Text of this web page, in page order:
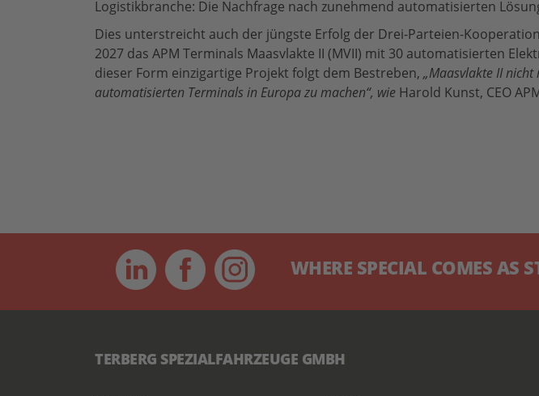
Logistikbranche: Die Nachfrage nach zunehmend automatisierten
Dies unterstreicht auch der jüngste Erfolg der Drei-Parteien-
2027 das APM Terminals Maasvlakte II (MVII) mit 30 automatisierten
dieser Form einzigartige Projekt folgt dem Bestreben, „Maasvlakte II
automatisierten Terminals in Europa zu machen“, wie Harold Kunst, CEO
WHERE SPECIAL COMES AS
TERBERG SPEZIALFAHRZEUGE GMBH